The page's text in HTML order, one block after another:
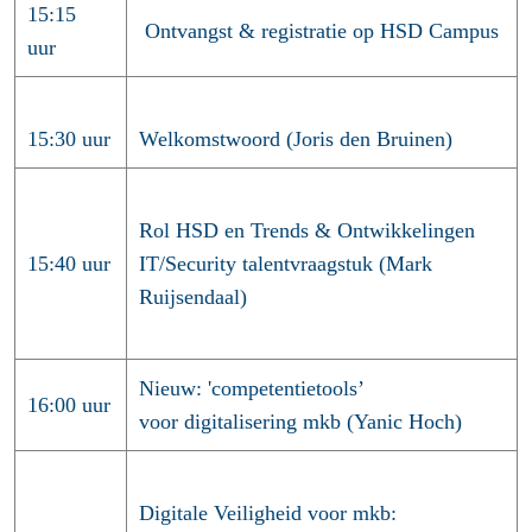
15:15
uur
Ontvangst & registratie op HSD Campus
15:30 uur Welkomstwoord (Joris den Bruinen)
15:40 uur
Rol HSD en Trends & Ontwikkelingen
IT/Security talentvraagstuk (Mark
Ruijsendaal)
16:00 uur
Nieuw: 'competentietools’
voor digitalisering mkb (Yanic Hoch)
Digitale Veiligheid voor mkb: